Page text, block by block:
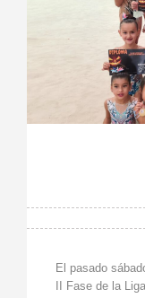
El pasado
II Fase de la